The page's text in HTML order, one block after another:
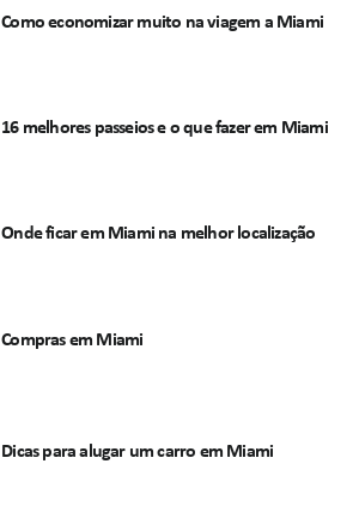
Como economizar muito na viagem a Miami
16 melhores passeios e o que fazer em Miami
Onde ficar em Miami na melhor localização
Compras em Miami
Dicas para alugar um carro em Miami